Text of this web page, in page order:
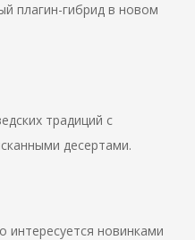
плагин-гибрид в новом
традиций с
десертами.
интересуется новинками